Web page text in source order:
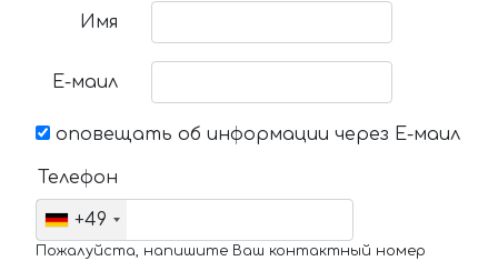
Имя
Е-маил
оповещать об информации через Е-маил
Телефон
+49
Пожалуйста, напишите Ваш контактный номер